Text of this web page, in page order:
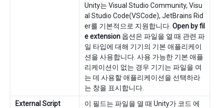
Unity는 Visual Studio Community, Visu
al Studio Code(VSCode), JetBrains Rid
er를 기본적으로 지원합니다. Open by fil
e extension 옵션은 파일을 열 때 관련 파
일 타입에 대해 기기의 기본 애플리케이
션을 사용합니다. 사용 가능한 기본 애플
리케이션이 없는 경우 기기는 파일을 여
는 데 사용할 애플리케이션을 선택하라
는 창을 표시합니다.
External Script
이 필드는 파일을 열 때 Unity가 코드 에